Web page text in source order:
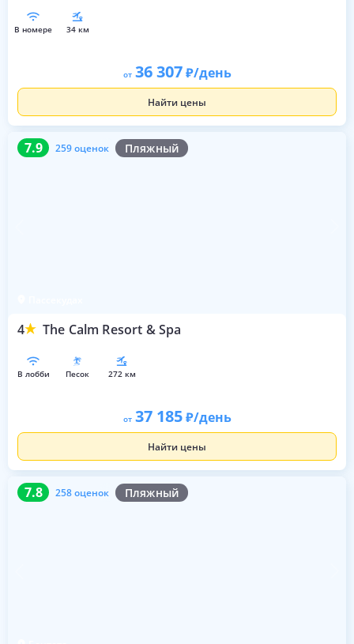
в номере 34 км
от 36 307 /день
Найти цены
7.9 259 оценок Пляжный
4 The Calm Resort & Spa
7.9 259 оценок
в лобби песок 272 км
от 37 185 /день
Найти цены
7.8 258 оценок Пляжный
7.8 258 оценок